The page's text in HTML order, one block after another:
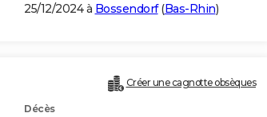
25/12/2024 à Bossendorf(Bas-Rhin)
Créer une cagnotte obsèques
Décès